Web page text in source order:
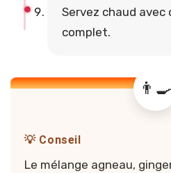
Servez chaud avec
complet.
💡 Conseil
Le mélange agneau,